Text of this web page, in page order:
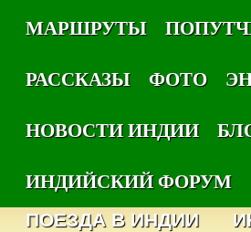
МАРШРУТЫ
РАССКАЗЫ
ФОТО
НОВОСТИ ИНДИИ
ИНДИЙСКИЙ ФОРУМ
ПОЕЗДА В ИНДИИ